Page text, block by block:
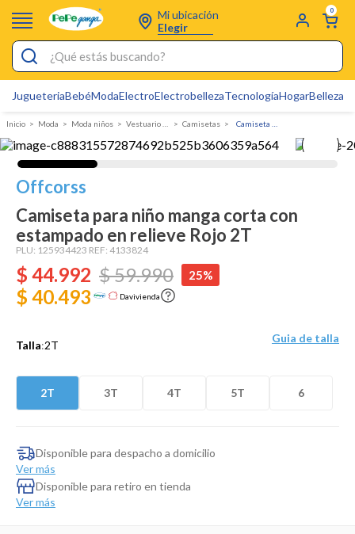
Mi ubicación
Elegir
0
¿Qué estás buscando?
JugueteriaBebéModaElectroElectrobellezaTecnologíaHogarBelleza
Moda Moda niños Vestuario Exterior Niño Camisetas
Offcorss
Camiseta para niño manga corta con
estampado en relieve Rojo 2T
PLU: 125934423 REF: 4133824
$ 44.992 $59.990 25%
$ 40.493 Davivienda
Talla:2T
Guia de talla
2T 3T 4T 5T 6
Disponible para despacho a domicilio
Ver más
Disponible para retiro en tienda
Ver más
Pijamas
Electro
Figuras Toy Story
Carters
Cartas Pokemon
Silla Mecedora Bebé
Bebes